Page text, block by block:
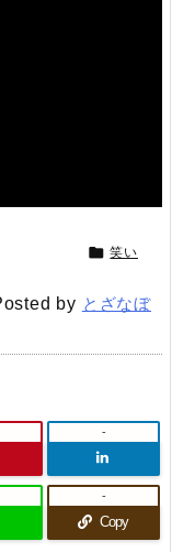
 笑い
by とざなぼ
-
Copy
-